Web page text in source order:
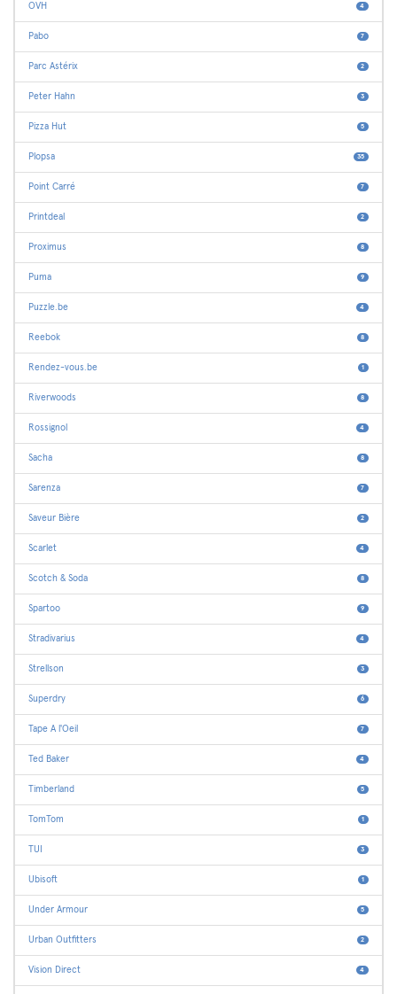
OVH 4
Pabo 7
Parc Astérix 2
Peter Hahn 3
Pizza Hut 5
Plopsa 35
Point Carré 7
Printdeal 2
Proximus 8
Puma 9
Puzzle.be 4
Reebok 8
Rendez-vous.be 1
Riverwoods 8
Rossignol 4
Sacha 8
Sarenza 7
Saveur Bière 2
Scarlet 4
Scotch & Soda 8
Spartoo 9
Stradivarius 4
Strellson 3
Superdry 6
Tape A l'Oeil 7
Ted Baker 4
Timberland 5
TomTom 1
TUI 3
Ubisoft 1
Under Armour 5
Urban Outfitters 2
Vision Direct 4